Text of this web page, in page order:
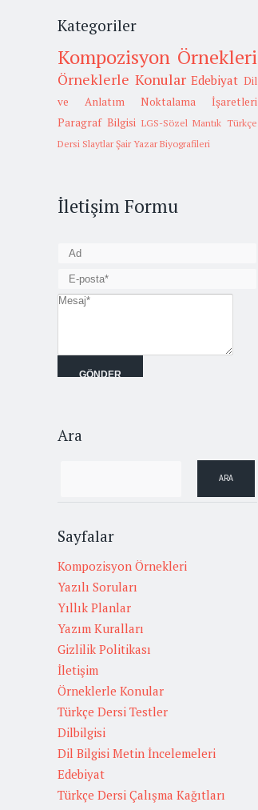
Kategoriler
Kompozisyon Örnekleri
Örneklerle Konular Edebiyat Dil
ve Anlatım
Noktalama İşaretleri
Paragraf Bilgisi LGS-Sözel Mantık Türkçe
Dersi Slaytlar Şair Yazar Biyografileri
İletişim Formu
Ara
Sayfalar
Kompozisyon Örnekleri
Yazılı Soruları
Yıllık Planlar
Yazım Kuralları
Gizlilik Politikası
İletişim
Örneklerle Konular
Türkçe Dersi Testler
Dilbilgisi
Dil Bilgisi Metin İncelemeleri
Edebiyat
Türkçe Dersi Çalışma Kağıtları